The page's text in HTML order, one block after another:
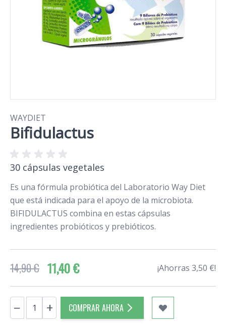
WAYDIET
Bifidulactus
30 cápsulas vegetales
Es una fórmula probiótica del Laboratorio Way Diet
que está indicada para el apoyo de la microbiota.
BIFIDULACTUS combina en estas cápsulas
ingredientes probióticos y prebióticos.
14,90 € 11,40 € ¡Ahorras 3,50 €!
Cantidad
− + COMPRAR AHORA